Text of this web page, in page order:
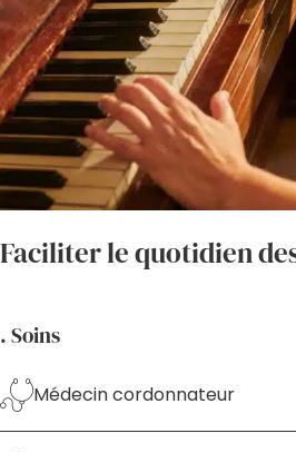
Faciliter le quotidien
. Soins
Médecin cordonnateur